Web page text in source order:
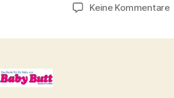
Keine Kommentarezu